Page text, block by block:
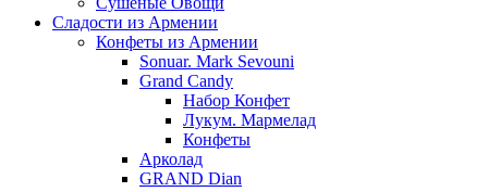
Сладости из Армении
Конфеты из Армении
Sonuar. Mark Sevouni
Grand Candy
Набор Конфет
Лукум. Мармелад
Конфеты
Арколад
GRAND Dian